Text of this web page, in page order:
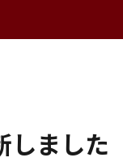
しました